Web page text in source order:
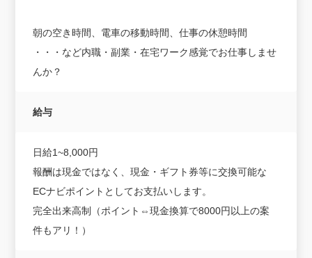
朝の空き時間、電車の移動時間、仕事の休憩時間
・・・など内職・副業・在宅ワーク感覚でお仕事しませ
んか？
給与
日給1~8,000円
報酬は現金ではなく、現金・ギフト券等に交換可能な
ECナビポイントとしてお支払いします。
完全出来高制（ポイント⇔現金換算で8000円以上の案
件もアリ！）